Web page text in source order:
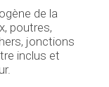
de la
poutres,
jonctions
inclus et